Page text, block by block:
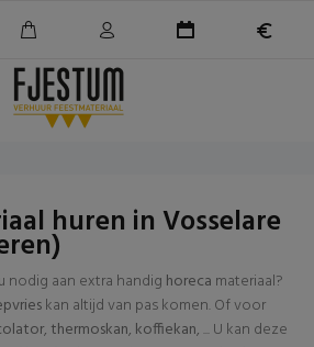
huren in Vosselare
nodig aan extra handig horeca materiaal?
kan altijd van pas komen. Of voor
, thermoskan, koffiekan, ... U kan deze